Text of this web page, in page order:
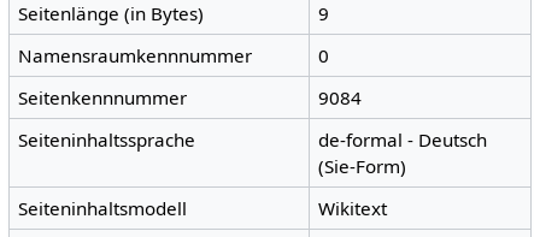
Seitenlänge (in Bytes)
9
Namensraumkennnummer
0
Seitenkennnummer
9084
Seiteninhaltssprache
de-formal - Deutsch
(Sie-Form)
Seiteninhaltsmodell
Wikitext